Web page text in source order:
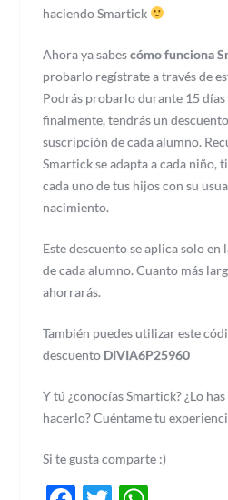
haciendo Smartick
Ahora ya sabescómo funciona
probarlo regístrate a través de
Podrás probarlo durante 15
finalmente, tendrás un
suscripción de cada alumno.
Smartick se adapta a cada niño,
cada uno de tus hijos con su
nacimiento.
Este descuento se aplica solo
de cada alumno. Cuanto más
ahorrarás.
También puedes utilizar este
descuento DIVIA6P25960
Y tú ¿conocías Smartick? ¿Lo
hacerlo? Cuéntame tu
Si te gusta comparte :)